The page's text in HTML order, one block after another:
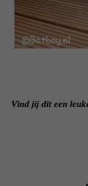
Vind jij dit een